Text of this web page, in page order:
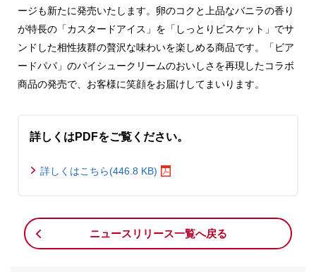
ージも新たに発売いたします。卵のコクと上品なバニラの香り
が特長の「カスタードアイス」を「しっとりビスケット」でサ
ンドした相性抜群の贅沢な味わいを楽しめる商品です。「ビア
ードパパ」のパイシュークリームのおいしさを再現したコラボ
商品の発売で、お客様に笑顔をお届けしてまいります。
詳しくはPDFをご覧ください。
詳しくはこちら(446.8 KB)
ニュースリリース一覧へ戻る